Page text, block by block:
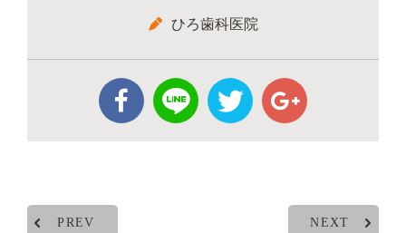
ひろ歯科医院
PREV NEXT